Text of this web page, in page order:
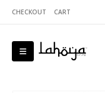
CHECKOUT CART